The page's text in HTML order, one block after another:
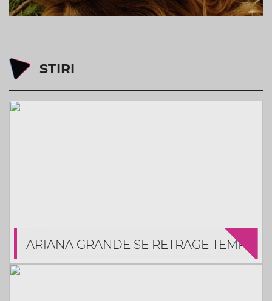
STIRI
ARIANA GRANDE SE RETRAGE